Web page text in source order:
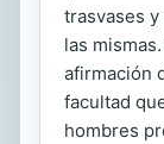
trasvases
las
afirmación
facultad
hombres